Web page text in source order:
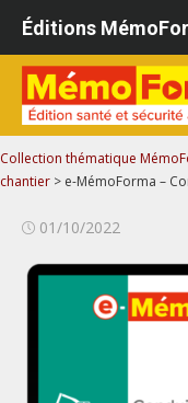
Aller
contenu
Éditions
Collection thématique
chantier > e-MémoForma –
Publié01/10/2022